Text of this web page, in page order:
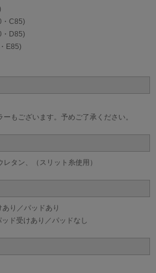
C85)
D85)
E85)
もございます。予めご了承ください。
タン、（スリット糸使用）
り／パッドあり
ド受けあり／パッドなし